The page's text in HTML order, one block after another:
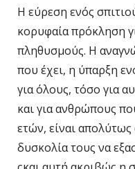
Η εύρεση ενός
κορυφαία πρόκληση
πληθυσμούς. Η
που έχει, η ύπαρξη
για όλους, τόσο για
και για ανθρώπους
ετών, είναι
δυσκολία τους να